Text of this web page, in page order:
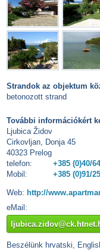
Strandok az objektum
betonozott strand
További információkért
Ljubica Židov
Cirkovljan, Donja 45
40323 Prelog
telefon:
+385 (0)40/
Mobil:
+385 (0)91/
Web: http://
eMail:
Beszélünk hrvatski,